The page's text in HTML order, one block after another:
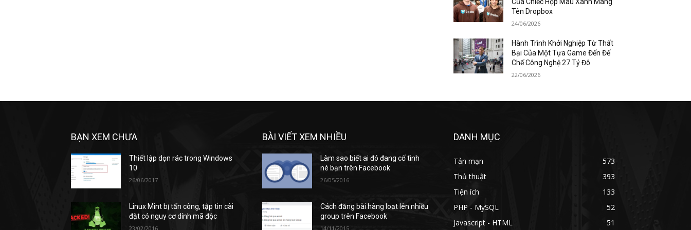
Tên Dropbox
24/06/2026
Hành Trình Khởi Nghiệp Từ Thất
Bại Của Một Tựa Game Đến Đế
Chế Công Nghệ 27 Tỷ Đô
22/06/2026
BẠN XEM CHƯA
Thiết lập dọn rác trong Windows
10
26/06/2017
Linux Mint bị tấn công, tập tin cài
đặt có nguy cơ dính mã độc
23/02/2016
BÀI VIẾT XEM NHIỀU
Làm sao biết ai đó đang cố tình
né bạn trên Facebook
26/05/2016
Cách đăng bài hàng loạt lên nhiều
group trên Facebook
14/11/2015
DANH MỤC
Tản mạn
573
Thủ thuật
393
Tiện ích
133
PHP - MySQL
52
Javascript - HTML
51